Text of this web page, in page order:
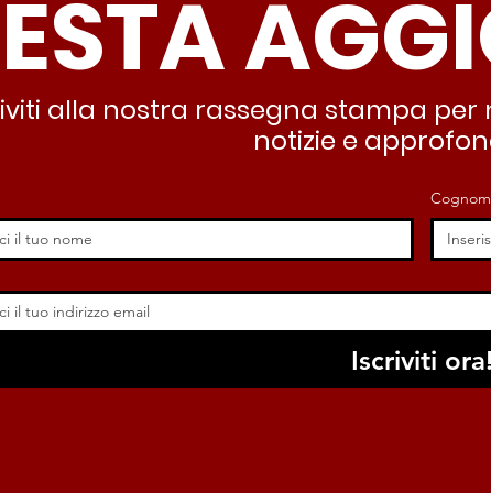
interviene”
deve garantire
dignità”
alla nostra rassegna stampa
notizie e
Iscriviti ora!